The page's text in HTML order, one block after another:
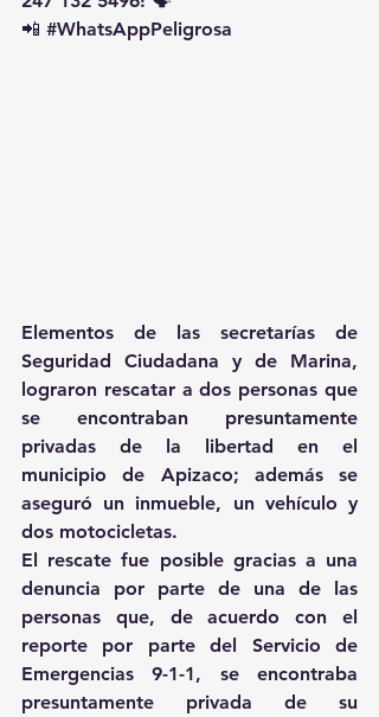
📲 #WhatsAppPeligrosa
Elementos de las secretarías de
Seguridad Ciudadana y de Marina,
lograron rescatar a dos personas que
se encontraban presuntamente
privadas de la libertad en el
municipio de Apizaco; además se
aseguró un inmueble, un vehículo y
dos motocicletas.
El rescate fue posible gracias a una
denuncia por parte de una de las
personas que, de acuerdo con el
reporte por parte del Servicio de
Emergencias 9-1-1, se encontraba
presuntamente privada de su